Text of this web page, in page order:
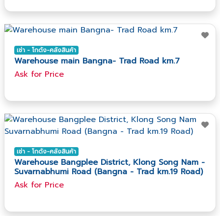
เช่า - โกดัง-คลังสินค้า
Warehouse main Bangna- Trad Road km.7
Ask​ for​ Price
เช่า - โกดัง-คลังสินค้า
Warehouse Bangplee District, Klong Song Nam -
Suvarnabhumi Road (Bangna - Trad km.19 Road)
Ask​ for​ Price